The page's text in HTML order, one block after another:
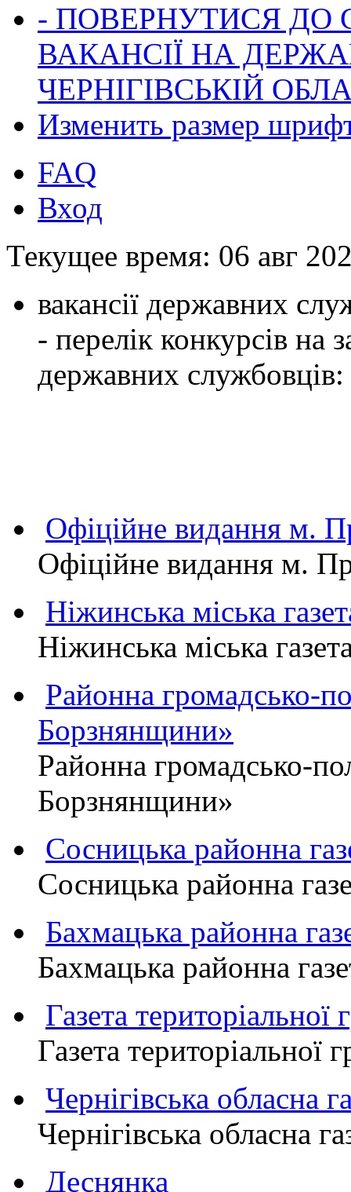
- ПОВЕРНУТИСЯ ДО
ВАКАНСІЇ НА
ЧЕРНІГІВСЬКІЙ
Изменить размер
FAQ
Вход
Текущее время: 06 авг
вакансії державних
- перелік конкурсів на
державних службовців:
Офіційне видання
Офіційне видання м.
Ніжинська міська
Ніжинська міська
Районна громадсько-
Борзнянщини»
Районна громадсько-
Борзнянщини»
Сосницька районна
Сосницька районна
Бахмацька районна
Бахмацька районна
Газета
Газета
Чернігівська обласна
Чернігівська обласна
Деснянка